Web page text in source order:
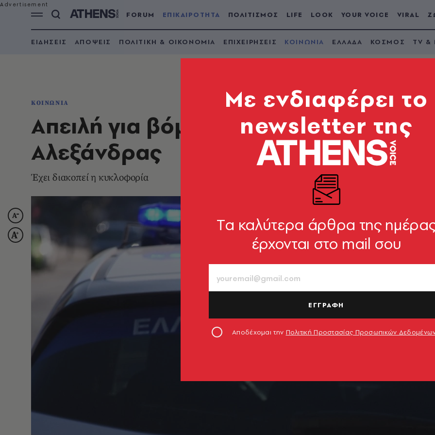
FORUM ΕΠΙΚΑΙΡΟΤΗΤΑ ΠΟΛΙΤΙΣΜΟΣ LIFE LOOK YOUR VOICE VIRAL
ΕΙΔΗΣΕΙΣ ΑΠΟΨΕΙΣ ΠΟΛΙΤΙΚΗ & ΟΙΚΟΝΟΜΙΑ ΕΠΙΧΕΙΡΗΣΕΙΣ ΚΟΙΝΩΝΙΑ ΕΛΛΑΔΑ ΚΟΣΜΟΣ TV &
ΚΟΙΝΩΝΙΑ
Απειλή για βόμβα σε κολέγιο στη
Αλεξάνδρας
Έχει διακοπεί η κυκλοφορία
Mε ενδιαφέρει το
newsletter της
Tα καλύτερα άρθρα της
έρχονται στο mail σου
ΕΓΓΡΑΦΗ
Αποδέχομαι την Πολιτική Προστασίας Προσωπικών